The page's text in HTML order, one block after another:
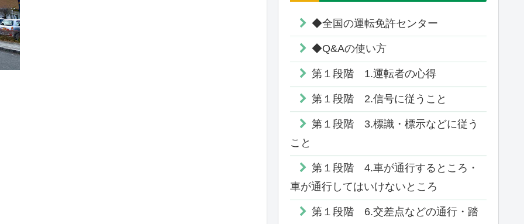
◆全国の運転免許センター
◆Q&Aの使い方
第１段階 1.運転者の心得
第１段階 2.信号に従うこと
第１段階 3.標識・標示などに従う
こと
第１段階 4.車が通行するところ・
車が通行してはいけないところ
第１段階 6.交差点などの通行・踏